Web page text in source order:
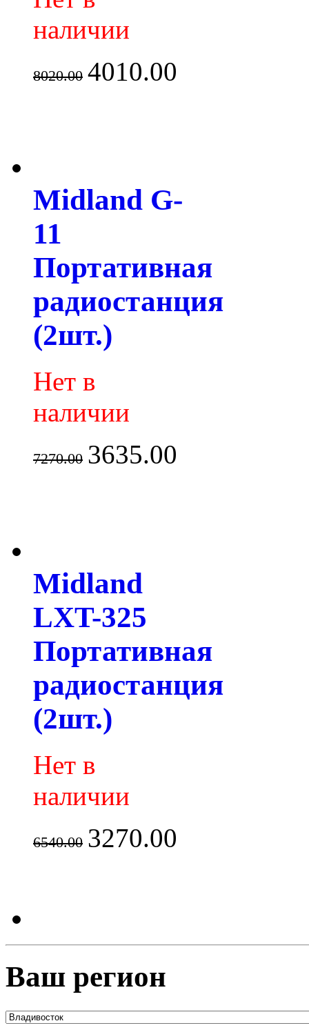
наличии
8020.00 4010.00
Midland G-
11
Портативная
радиостанция
(2шт.)
Нет в
наличии
7270.00 3635.00
Midland
LXT-325
Портативная
радиостанция
(2шт.)
Нет в
наличии
6540.00 3270.00
Ваш регион